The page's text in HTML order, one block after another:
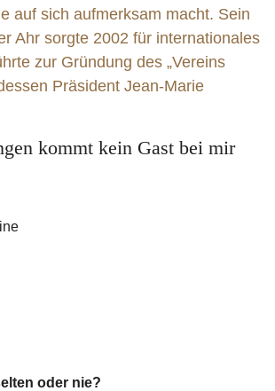
auf sich aufmerksam macht. Sein
Ahr sorgte 2002 für internationales
zur Gründung des „Vereins
Präsident Jean-Marie
kommt kein Gast bei mir
oder nie?